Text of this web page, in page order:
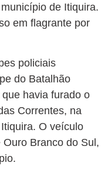
de Itiquira.
em flagrante por
policiais
do Batalhão
havia furado o
Correntes, na
O veículo
Branco do Sul,